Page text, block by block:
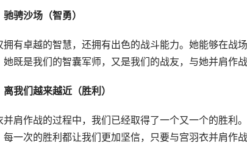
骋沙场（智勇）
拥有卓越的智慧，还拥有出色的战斗能力。她能够在战
她既是我们的智囊军师，又是我们的战友，与她并肩作
我们越来越近（胜利）
并肩作战的过程中，我们已经取得了一个又一个的胜利
每一次的胜利都让我们更加坚信，只要与宫羽衣并肩作